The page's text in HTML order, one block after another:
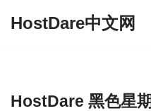
HostDare中文网
HostDare 黑色星